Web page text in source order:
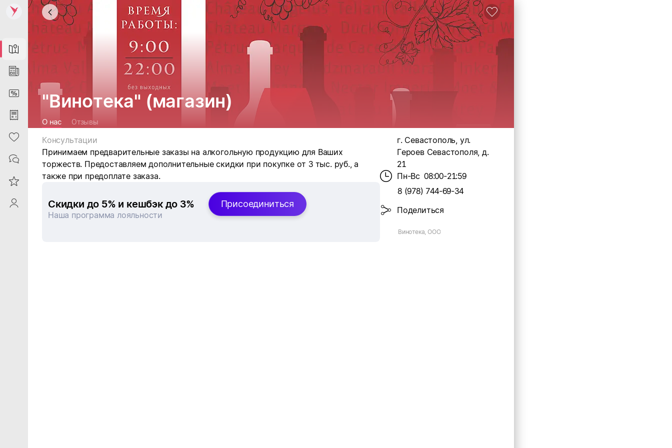
Map
News
DiscountCard
Purchases
Heart
Contacts
Reviews
ProfileSaby
"Винотека" (магазин)
О нас Отзывы
Консультации
Принимаем предварительные заказы на алкогольную продукцию для Ваших
торжеств. Предоставляем дополнительные скидки при покупке от 3 тыс. руб., а
также при предоплате заказа.
Скидки до 5% и кешбэк до 3%
Наша программа лояльности
Присоединиться
г. Севастополь, ул.
Героев Севастополя, д.
21
Пн-Вс 08:00-21:59
8 (978) 744-69-34
Поделиться
Винотека, ООО